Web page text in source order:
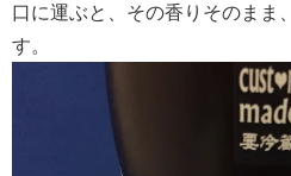
口に運ぶと、その香りそのまま
す。